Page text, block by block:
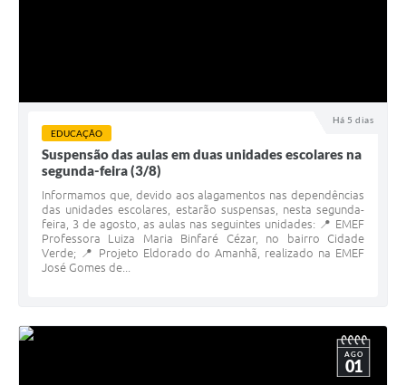
Há 5 dias
EDUCAÇÃO
Suspensão das aulas em duas unidades escolares na
segunda-feira (3/8)
Informamos que, devido aos alagamentos nas dependências
das unidades escolares, estarão suspensas, nesta segunda-
feira, 3 de agosto, as aulas nas seguintes unidades: 📍 EMEF
Professora Luiza Maria Binfaré Cézar, no bairro Cidade
Verde; 📍 Projeto Eldorado do Amanhã, realizado na EMEF
José Gomes de...
AGO
01